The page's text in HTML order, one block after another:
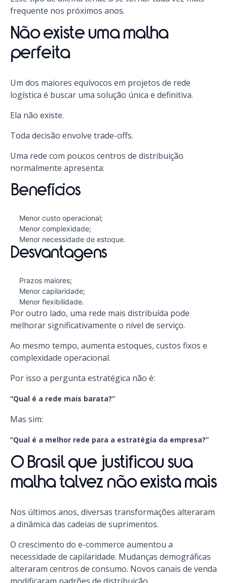
frequente nos próximos anos.
Não existe uma malha
perfeita
Um dos maiores equívocos em projetos de rede
logística é buscar uma solução única e definitiva.
Ela não existe.
Toda decisão envolve trade-offs.
Uma rede com poucos centros de distribuição
normalmente apresenta:
Benefícios
Menor custo operacional;
Menor complexidade;
Menor necessidade de estoque.
Desvantagens
Prazos maiores;
Menor capilaridade;
Menor flexibilidade.
Por outro lado, uma rede mais distribuída pode
melhorar significativamente o nível de serviço.
Ao mesmo tempo, aumenta estoques, custos fixos e
complexidade operacional.
Por isso a pergunta estratégica não é:
“Qual é a rede mais barata?”
Mas sim:
“Qual é a melhor rede para a estratégia da empresa?”
O Brasil que justificou sua
malha talvez não exista mais
Nos últimos anos, diversas transformações alteraram
a dinâmica das cadeias de suprimentos.
O crescimento do e-commerce aumentou a
necessidade de capilaridade. Mudanças demográficas
alteraram centros de consumo. Novos canais de venda